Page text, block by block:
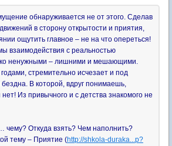
обнаруживается не от этого. Сделав
в сторону открытости и приятия,
ощутить главное – не на что опереться!
взаимодействия с реальностью
ненужными – лишними и мешающими.
стремительно исчезает и под
В которой, вдруг понимаешь,
Из привычного и с детства знакомого не
чему? Откуда взять? Чем наполнить?
тему – Приятие (http://shkola-duraka...p?